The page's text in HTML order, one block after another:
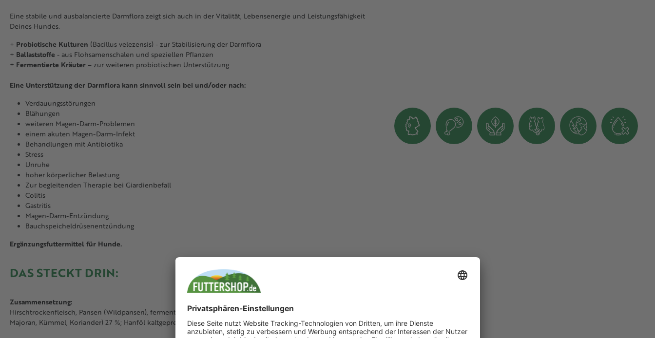
Eine stabile und ausbalancierte Darmflora zeigt sich auch in der Vitalität, Lebensenergie und Leistungsfähigkeit
Deines Hundes.
+ Probiotische Kulturen (Bacillus velezensis) - zur Stabilisierung der Darmflora
+ Ballaststoffe - aus Flohsamenschalen und speziellen Pflanzen
+ Fermentierte Kräuter – zur weiteren probiotischen Unterstützung
Eine Unterstützung der Darmflora kann sinnvoll sein bei und/oder nach:
Verdauungsstörungen
Blähungen
weiteren Magen-Darm-Problemen
einem akuten Magen-Darm-Infekt
Behandlungen mit Antibiotika
Stress
Unruhe
hoher körperlicher Belastung
Zur begleitenden Therapie bei Giardienbefall
Colitis
Gastritis
Magen-Darm-Entzündung
Bauchspeicheldrüsenentzündung
Ergänzungsfuttermittel für Hunde.
DAS STECKT DRIN:
Zusammensetzung:
Hirschtrockenfleisch, Pansen (Wildpansen), fermentierte Kräuterpflanzen (bestehend aus Fenchel, Kamille,
Majoran, Kümmel, Koriander) 27 %; Hanföl kaltgepresst, Mariendistelsamen, Olivenblätter, Flohsamenschalen